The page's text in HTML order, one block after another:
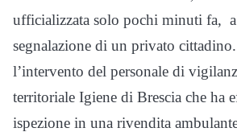
ufficializzata solo pochi minuti fa,
segnalazione di un privato
l’intervento del personale di
territoriale Igiene di Brescia che ha
ispezione in una rivendita